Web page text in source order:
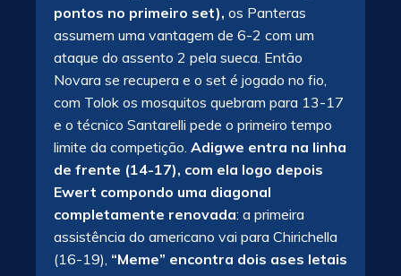
pontos no primeiro set), os Panteras
assumem uma vantagem de 6-2 com um
ataque do assento 2 pela sueca. Então
Novara se recupera e o set é jogado no fio,
com Tolok os mosquitos quebram para 13-17
e o técnico Santarelli pede o primeiro tempo
limite da competição. Adigwe entra na linha
de frente (14-17), com ela logo depois
Ewert compondo uma diagonal
completamente renovada: a primeira
assistência do americano vai para Chirichella
(16-19), “Meme” encontra dois ases letais